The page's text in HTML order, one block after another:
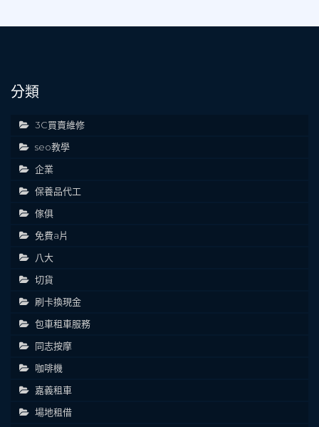
分類
3C買賣維修
seo教學
企業
保養品代工
傢俱
免費a片
八大
切貨
刷卡換現金
包車租車服務
同志按摩
咖啡機
嘉義租車
場地租借